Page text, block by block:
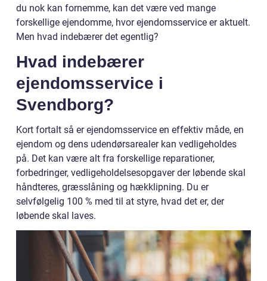
du nok kan fornemme, kan det være ved mange
forskellige ejendomme, hvor ejendomsservice er aktuelt.
Men hvad indebærer det egentlig?
Hvad indebærer
ejendomsservice i
Svendborg?
Kort fortalt så er ejendomsservice en effektiv måde, en
ejendom og dens udendørsarealer kan vedligeholdes
på. Det kan være alt fra forskellige reparationer,
forbedringer, vedligeholdelsesopgaver der løbende skal
håndteres, græsslåning og hækklipning. Du er
selvfølgelig 100 % med til at styre, hvad det er, der
løbende skal laves.